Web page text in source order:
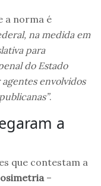
a norma é
na medida em
para
do Estado
envolvidos
.
a
que contestam a
–